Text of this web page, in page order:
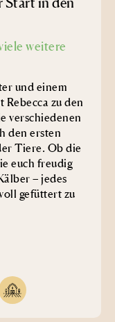
weitere
und einem
Rebecca zu den
verschiedenen
den ersten
Tiere. Ob die
euch freudig
– jedes
gefüttert zu